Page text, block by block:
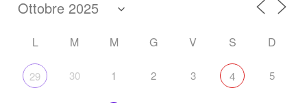
L M M G V S D
29 30 1 2 3 4 5